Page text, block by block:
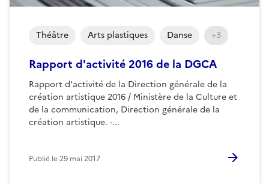
Rapport d'activité 2016 de la DGCA
Rapport d'activité de la Direction générale de la
création artistique 2016 / Ministère de la Culture et
de la communication, Direction générale de la
création artistique. -...
Théâtre Arts plastiques Danse +3
Publié le29 mai 2017